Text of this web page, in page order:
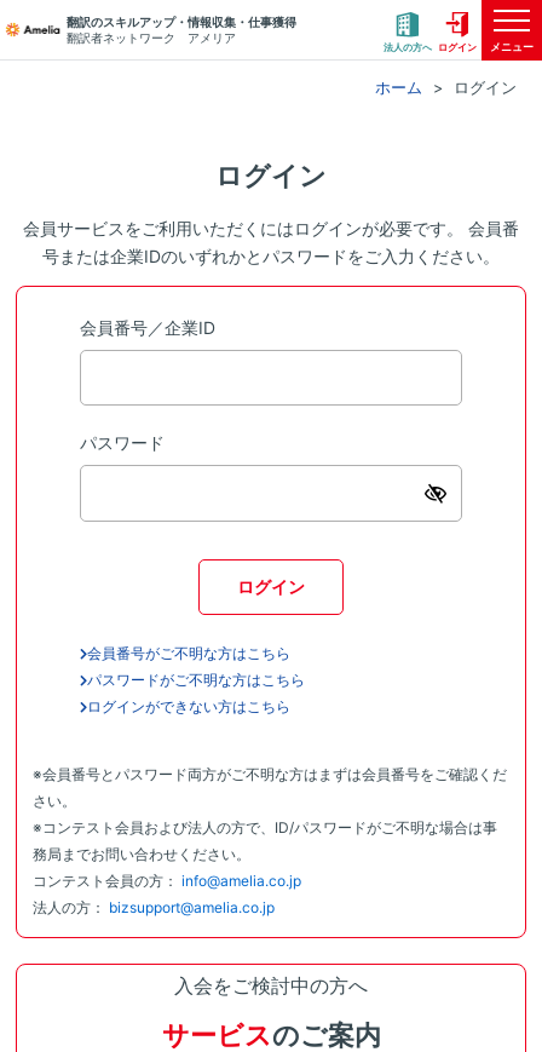
翻訳のスキルアップ・情報収集・仕事獲得
翻訳者ネットワーク アメリア
法人の方へ ログイン メニュー
ホーム ログイン
ログイン
会員サービスをご利用いただくにはログインが必要です。 会員番
号または企業IDのいずれかとパスワードをご入力ください。
会員番号／企業ID
パスワード
ログイン
会員番号がご不明な方はこちら
パスワードがご不明な方はこちら
ログインができない方はこちら
※会員番号とパスワード両方がご不明な方はまずは会員番号をご確認くだ
さい。
※コンテスト会員および法人の方で、ID/パスワードがご不明な場合は事
務局までお問い合わせください。
コンテスト会員の方： info@amelia.co.jp
法人の方： bizsupport@amelia.co.jp
入会をご検討中の方へ
サービスのご案内